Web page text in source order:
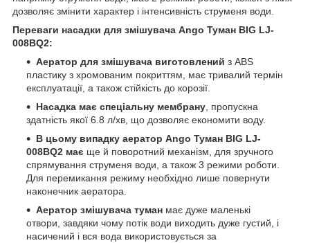
дозволяє змінити характер і інтенсивність струменя води.
Переваги насадки для змішувача Ango Туман BIG LJ-
008BQ2:
Аератор для змішувача виготовлений з ABS
пластику з хромованим покриттям, має тривалий термін
експлуатації, а також стійкість до корозії.
Насадка має спеціальну мембрану, пропускна
здатність якої 6.8 л/хв, що дозволяє економити воду.
В цьому випадку аератор Ango Туман BIG LJ-
008BQ2 має ще й поворотний механізм, для зручного
спрямування струменя води, а також 3 режими роботи.
Для перемикання режиму необхідно лише повернути
наконечник аератора.
Аератор змішувача туман має дуже маленькі
отвори, завдяки чому потік води виходить дуже густий, і
насичений і вся вода використовується за